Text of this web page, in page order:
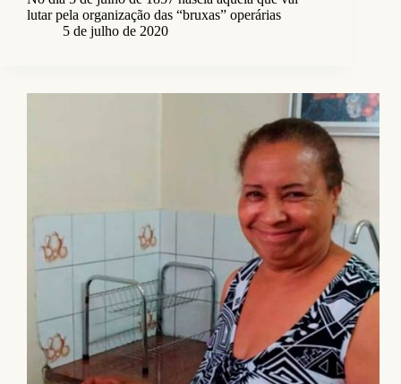
lutar pela organização das “bruxas” operárias
5 de julho de 2020